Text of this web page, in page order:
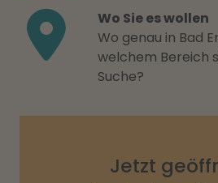
Wo Sie es wollen
Wo genau in Bad
welchem Bereich
Suche?
Jetzt